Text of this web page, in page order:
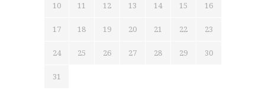
10 11 12 13 14 15 16
17 18 19 20 21 22 23
24 25 26 27 28 29 30
31